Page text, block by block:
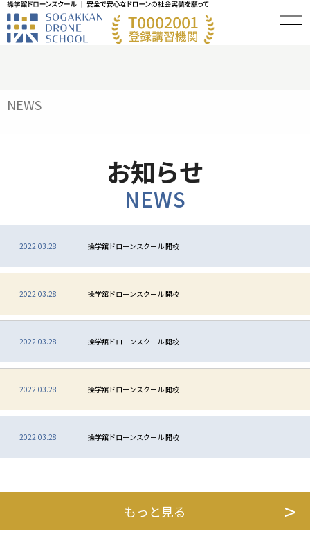
NEWS
お知らせ
NEWS
2022.03.28 操学舘ドローンスクール 開校
2022.03.28 操学舘ドローンスクール 開校
2022.03.28 操学舘ドローンスクール 開校
2022.03.28 操学舘ドローンスクール 開校
2022.03.28 操学舘ドローンスクール 開校
もっと見る